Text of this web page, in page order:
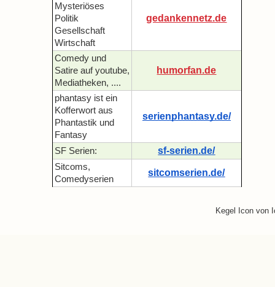
Mysteriöses
Politik
Gesellschaft
Wirtschaft
gedankennetz.de
Comedy und
Satire auf youtube,
Mediatheken, ....
humorfan.de
phantasy ist ein
Kofferwort aus
Phantastik und
Fantasy
serienphantasy.de/
SF Serien: sf-serien.de/
Sitcoms,
Comedyserien
sitcomserien.de/
Kegel Icon von